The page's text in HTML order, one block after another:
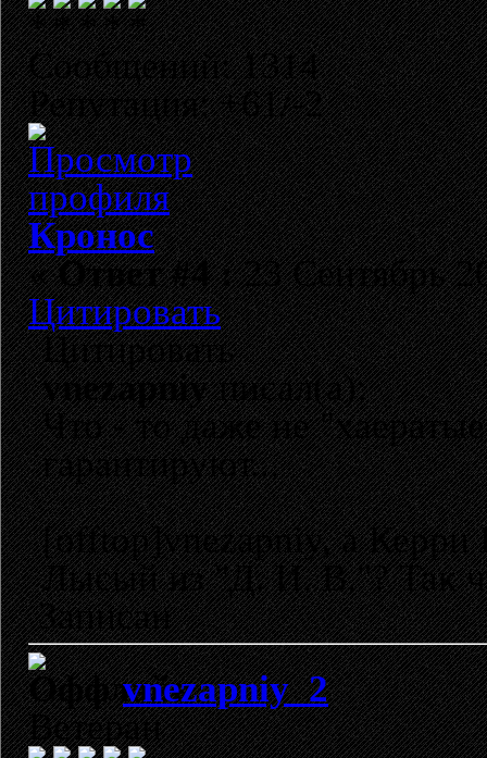
Сообщений: 1314
Репутация: +61/-2
Кронос
«Ответ #4 :23 Сентябрь
Цитировать
Цитировать
vnezapniyписал(а):
Что - то даже не
гарантируют...
[offtop]vnezapniy, а
Лысый из "Д. И. В."? Так
Записан
vnezapniy_2
Ветеран